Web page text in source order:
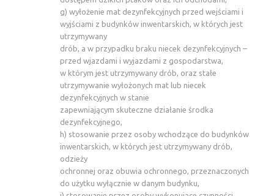
g) wyłożenie mat dezynfekcyjnych przed wejściami i
wyjściami z budynków inwentarskich, w których jest
utrzymywany
drób, a w przypadku braku niecek dezynfekcyjnych –
przed wjazdami i wyjazdami z gospodarstwa,
w którym jest utrzymywany drób, oraz stałe
utrzymywanie wyłożonych mat lub niecek
dezynfekcyjnych w stanie
zapewniającym skuteczne działanie środka
dezynfekcyjnego,
h) stosowanie przez osoby wchodzące do budynków
inwentarskich, w których jest utrzymywany drób,
odzieży
ochronnej oraz obuwia ochronnego, przeznaczonych
do użytku wyłącznie w danym budynku,